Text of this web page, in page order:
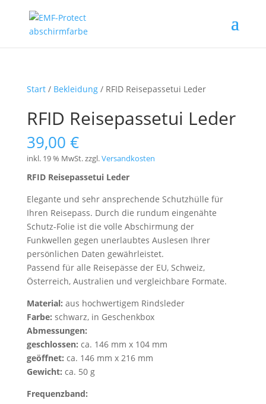
Start/ Bekleidung/ RFID Reisepassetui Leder
RFID Reisepassetui Leder
39,00 €
inkl. 19 % MwSt.zzgl.Versandkosten
RFID Reisepassetui Leder
Elegante und sehr ansprechende Schutzhülle für
Ihren Reisepass. Durch die rundum eingenähte
Schutz-Folie ist die volle Abschirmung der
Funkwellen gegen unerlaubtes Auslesen Ihrer
persönlichen Daten gewährleistet.
Passend für alle Reisepässe der EU, Schweiz,
Österreich, Australien und vergleichbare Formate.
Material: aus hochwertigem Rindsleder
Farbe: schwarz, in Geschenkbox
Abmessungen:
geschlossen: ca. 146 mm x 104 mm
geöffnet: ca. 146 mm x 216 mm
Gewicht: ca. 50 g
Frequenzband: